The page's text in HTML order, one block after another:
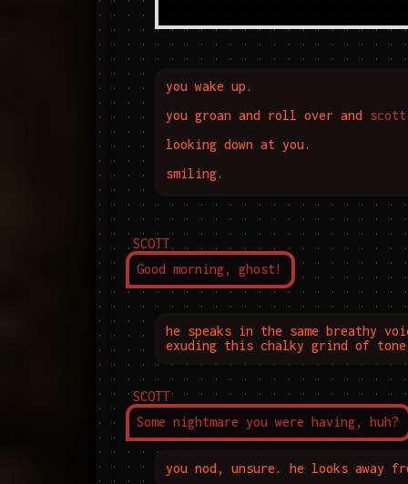
you wake up.
you groan and roll over and scott
looking down at you.
smiling.
SCOTT
Good morning, ghost!
he speaks in the same breathy
exuding this chalky grind of
SCOTT
Some nightmare you were having, huh?
you nod, unsure. he looks away